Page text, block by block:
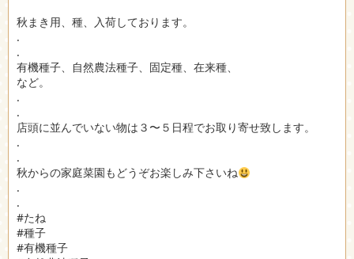
秋まき用、種、入荷しております。
.
.
有機種子、自然農法種子、固定種、在来種、
など。
.
.
店頭に並んでいない物は３〜５日程でお取り寄せ致します。
.
.
秋からの家庭菜園もどうぞお楽しみ下さいね
.
.
#たね
#種子
#有機種子